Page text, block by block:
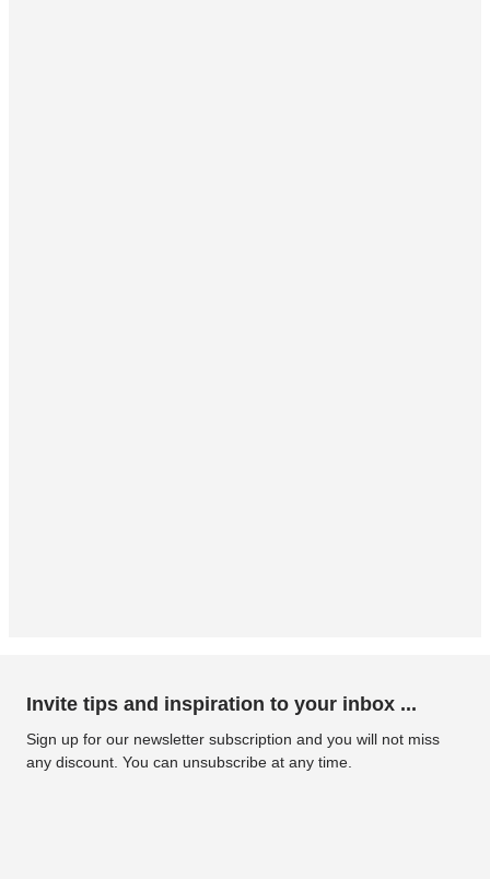
Invite tips and inspiration to your inbox ...
Sign up for our newsletter subscription and you will not miss
any discount. You can unsubscribe at any time.